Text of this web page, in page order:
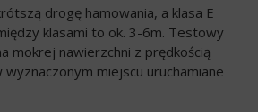
drogę hamowania, a klasa E
klasami to ok. 3-6m. Testowy
mokrej nawierzchni z prędkością
miejscu uruchamiane